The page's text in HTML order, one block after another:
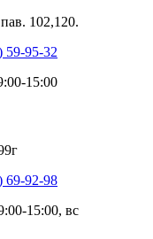
102,120.
59-95-32
15:00
69-92-98
15:00, вс